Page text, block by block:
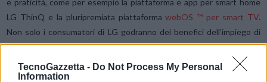
TecnoGazzetta - Do Not Process My Personal
Information
e praticità, come per esempio la piattaforma e app per smart home
LG ThinQ e la pluripremiata piattaformawebOS ™ per smart TV.
Non solo i consumatori di LG godranno dei benefici dell’impiego di
Matter, ma anche i prodotti LG, come elettrodomestici e TV,
potranno rafforzare la loro competitività generale.